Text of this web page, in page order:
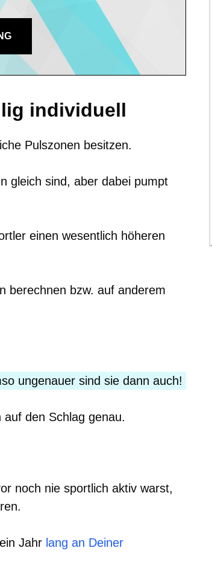
individuell
Pulszonen besitzen.
gleich sind, aber dabei pumpt
einen wesentlich höheren
berechnen bzw. auf anderem
ungenauer sind sie dann auch!
den Schlag genau.
noch nie sportlich aktiv warst,
Jahr lang an Deiner